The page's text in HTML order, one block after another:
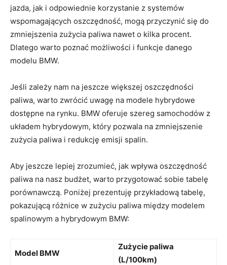
jazda, jak‌ i odpowiednie korzystanie z systemów
wspomagających oszczędność, mogą przyczynić ‌się do
zmniejszenia zużycia paliwa nawet o kilka ⁢procent.
Dlatego warto ​poznać możliwości i funkcje danego‍
modelu BMW.
Jeśli zależy ⁤nam ⁢na jeszcze większej oszczędności​
paliwa, warto zwrócić uwagę na modele hybrydowe
dostępne na rynku. BMW oferuje szereg samochodów z
układem hybrydowym, który pozwala na zmniejszenie
zużycia paliwa i redukcję emisji spalin.
Aby⁣ jeszcze ⁤lepiej zrozumieć, jak⁤ wpływa oszczędność
paliwa na nasz budżet, warto przygotować sobie tabelę
porównawczą. Poniżej ​prezentuję przykładową tabelę,
pokazującą różnice w zużyciu paliwa między modelem
spalinowym a hybrydowym BMW:
Model BMW
Zużycie paliwa
(L/100km)